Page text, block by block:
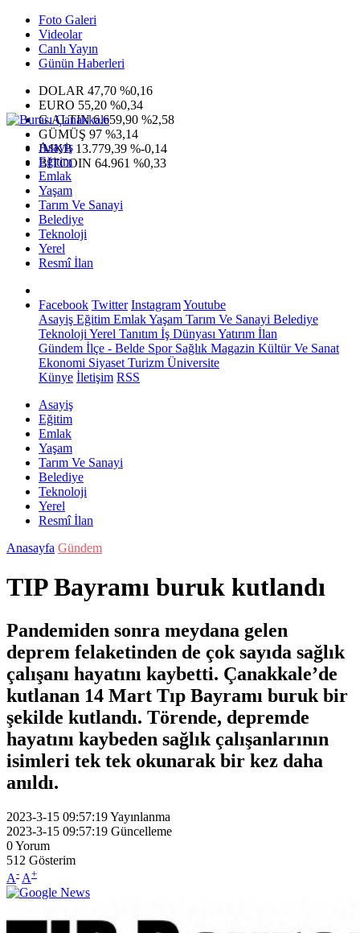
Foto Galeri
Videolar
Canlı Yayın
Günün Haberleri
DOLAR 47,70 %0,16
EURO 55,20 %0,34
G.ALTIN6.659,90 %2,58
GÜMÜŞ 97 %3,14
IMKB 13.779,39 %-0,14
BITCOIN 64.961 %0,33
Asayiş
Eğitim
Emlak
Yaşam
Tarım Ve Sanayi
Belediye
Teknoloji
Yerel
Resmî İlan
Facebook Twitter InstagramYoutube
Asayiş Eğitim EmlakYaşam Tarım Ve Sanayi Belediye
Teknoloji Yerel Tanıtım İş Dünyası Yatırım İlan
Gündem İlçe - Belde SporSağlık Magazin Kültür Ve Sanat
Ekonomi Siyaset Turizm Üniversite
Künye İletişim RSS
Asayiş
Eğitim
Emlak
Yaşam
Tarım Ve Sanayi
Belediye
Teknoloji
Yerel
Resmî İlan
Anasayfa Gündem
TIP Bayramı buruk kutlandı
Pandemiden sonra meydana gelen
deprem felaketinden de çok sayıda sağlık
çalışanı hayatını kaybetti. Çanakkale’de
kutlanan 14 Mart Tıp Bayramı buruk bir
şekilde kutlandı. Törende, depremde
hayatını kaybeden sağlık çalışanlarının
isimleri tek tek okunarak bir kez daha
anıldı.
2023-3-15 09:57:19Yayınlanma
2023-3-15 09:57:19 Güncelleme
0Yorum
512 Gösterim
A- A+